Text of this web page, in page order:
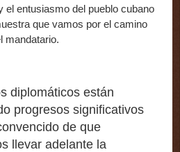
el entusiasmo del pueblo cubano
que vamos por el camino
mandatario.
diplomáticos están
progresos significativos
de que
llevar adelante la